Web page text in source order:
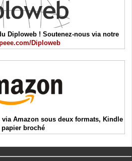
Diploweb ! Soutenez-nous via notre
Diploweb
Amazon sous deux formats, Kindle
papier broché